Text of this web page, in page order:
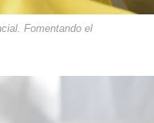
Fomentando el